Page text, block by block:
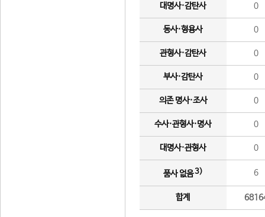
대명사·감탄사 0
동사·형용사 0
관형사·감탄사 0
부사·감탄사 0
의존 명사·조사 0
수사·관형사·명사 0
대명사·관형사 0
품사 없음3) 6
합계